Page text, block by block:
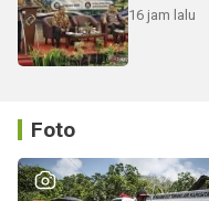
16 jam lalu
Foto